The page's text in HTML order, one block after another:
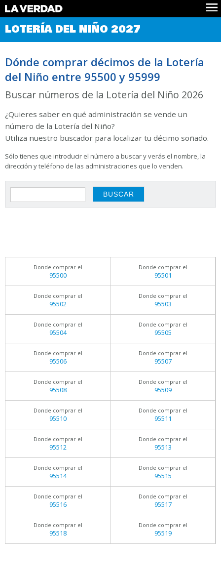
Comprobar Loteria del Niño
Premios
Noticias
Datos
Historia
LOTERÍA DEL NIÑO 2027
Dónde comprar décimos de la Lotería
del Niño entre 95500 y 95999
Buscar números de la Lotería del Niño 2026
¿Quieres saber en qué administración se vende un
número de la Lotería del Niño?
Utiliza nuestro buscador para localizar tu décimo soñado.
Sólo tienes que introducir el número a buscar y verás el nombre, la
dirección y teléfono de las administraciones que lo venden.
Donde comprar el
95500
Donde comprar el
95501
Donde comprar el
95502
Donde comprar el
95503
Donde comprar el
95504
Donde comprar el
95505
Donde comprar el
95506
Donde comprar el
95507
Donde comprar el
95508
Donde comprar el
95509
Donde comprar el
95510
Donde comprar el
95511
Donde comprar el
95512
Donde comprar el
95513
Donde comprar el
95514
Donde comprar el
95515
Donde comprar el
95516
Donde comprar el
95517
Donde comprar el
95518
Donde comprar el
95519